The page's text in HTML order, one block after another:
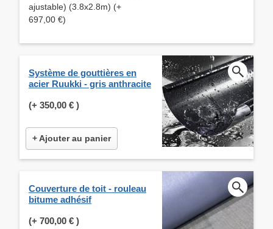
ajustable) (3.8x2.8m) (+
697,00 €)
Système de gouttières en
acier Ruukki - gris anthracite
(+ 350,00 € )
+ Ajouter au panier
Couverture de toit - rouleau
bitume adhésif
(+ 700,00 € )